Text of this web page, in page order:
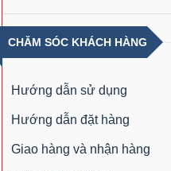
CHĂM SÓC KHÁCH HÀNG
Hướng dẫn sử dụng
Hướng dẫn đặt hàng
Giao hàng và nhận hàng